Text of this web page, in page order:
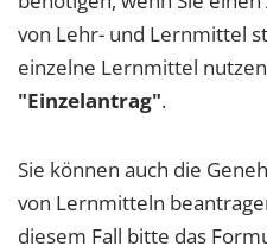
von Lehr- und Lernmittel
einzelne Lernmittel
"Einzelantrag".
Sie können auch die
von Lernmitteln
diesem Fall bitte das